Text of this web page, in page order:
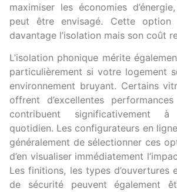
maximiser les économies
peut être envisagé. Cette option
davantage l’isolation mais son coût
L’isolation phonique mérite
particulièrement si votre logement
environnement bruyant. Certains
offrent d’excellentes
contribuent significativement
quotidien. Les configurateurs en
généralement de sélectionner ces
d’en visualiser immédiatement
Les finitions, les types d’ouvertures
de sécurité peuvent également